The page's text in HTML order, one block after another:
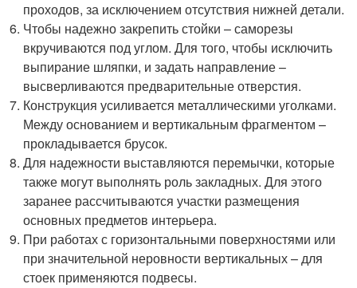
проходов, за исключением отсутствия нижней детали.
Чтобы надежно закрепить стойки – саморезы
вкручиваются под углом. Для того, чтобы исключить
выпирание шляпки, и задать направление –
высверливаются предварительные отверстия.
Конструкция усиливается металлическими уголками.
Между основанием и вертикальным фрагментом –
прокладывается брусок.
Для надежности выставляются перемычки, которые
также могут выполнять роль закладных. Для этого
заранее рассчитываются участки размещения
основных предметов интерьера.
При работах с горизонтальными поверхностями или
при значительной неровности вертикальных – для
стоек применяются подвесы.